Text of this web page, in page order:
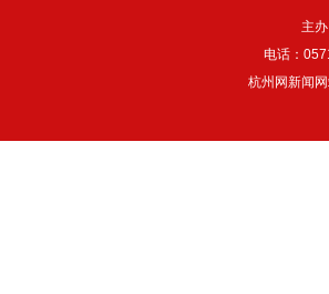
主
电话：
杭州网新闻